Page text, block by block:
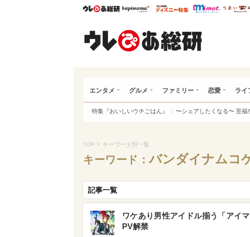
ウレぴあ総研ハピママ* ウレぴあ総研 デ
mimot.
エンタメ グルメ ファミリー 恋愛 ライ
特集『おいしいウチごはん』 〜シェアしたくなる〜 至福
TOP > キーワード別一覧
キーワード：バンダイナムコ
記事一覧
ワケあり男性アイドル揃う「アイ
PV解禁